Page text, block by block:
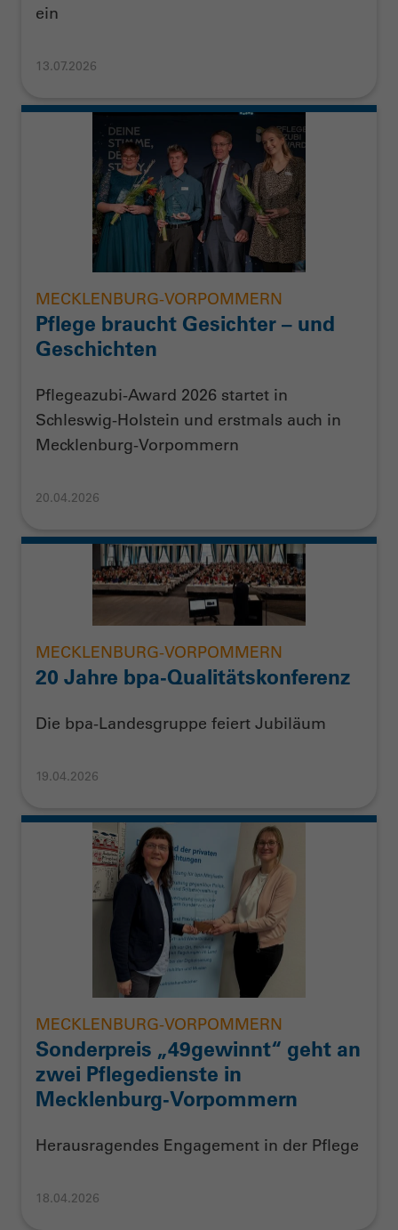
ein
13.07.2026
MECKLENBURG-VORPOMMERN
Pflege braucht Gesichter – und
Geschichten
Pflegeazubi-Award 2026 startet in
Schleswig-Holstein und erstmals auch in
Mecklenburg-Vorpommern
20.04.2026
MECKLENBURG-VORPOMMERN
20 Jahre bpa-Qualitätskonferenz
Die bpa-Landesgruppe feiert Jubiläum
19.04.2026
MECKLENBURG-VORPOMMERN
Sonderpreis „49gewinnt“ geht an
zwei Pflegedienste in
Mecklenburg-Vorpommern
Herausragendes Engagement in der Pflege
18.04.2026